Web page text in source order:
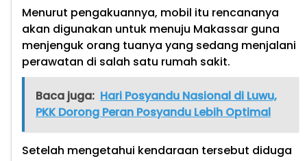
Menurut pengakuannya, mobil itu rencananya
akan digunakan untuk menuju Makassar guna
menjenguk orang tuanya yang sedang menjalani
perawatan di salah satu rumah sakit.
Baca juga: Hari Posyandu Nasional di Luwu,
PKK Dorong Peran Posyandu Lebih Optimal
Setelah mengetahui kendaraan tersebut diduga